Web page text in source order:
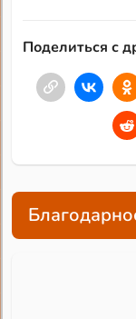
Поделиться с